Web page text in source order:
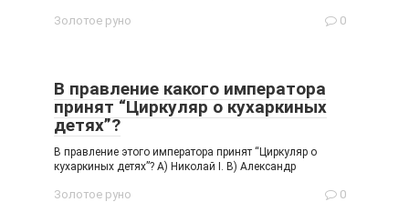
Золотое руно 0
В правление какого императора
принят “Циркуляр о кухаркиных
детях”?
В правление этого императора принят “Циркуляр о
кухаркиных детях”? А) Николай I. В) Александр
Золотое руно 0